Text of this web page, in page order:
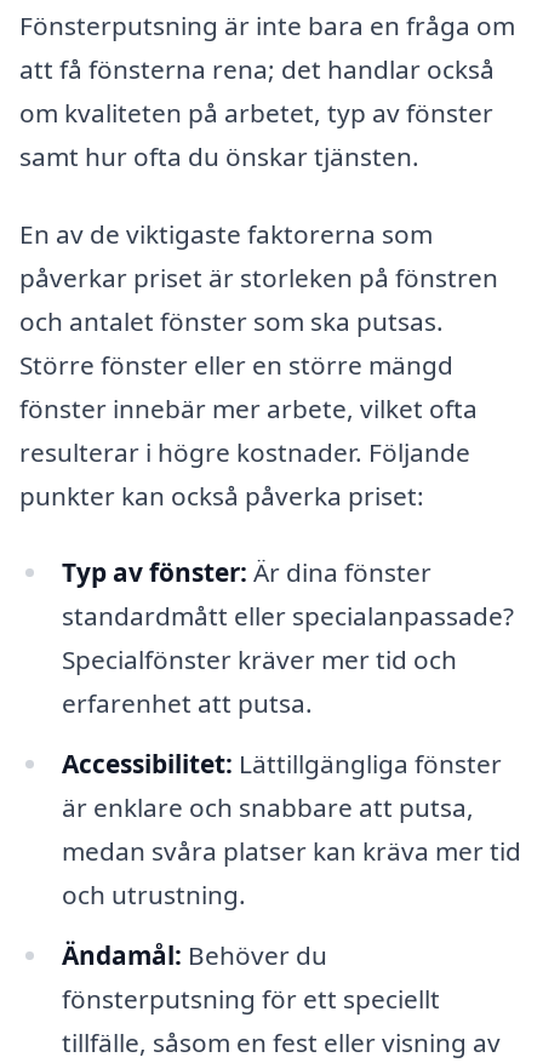
Fönsterputsning är inte bara en fråga om
att få fönsterna rena; det handlar också
om kvaliteten på arbetet, typ av fönster
samt hur ofta du önskar tjänsten.
En av de viktigaste faktorerna som
påverkar priset är storleken på fönstren
och antalet fönster som ska putsas.
Större fönster eller en större mängd
fönster innebär mer arbete, vilket ofta
resulterar i högre kostnader. Följande
punkter kan också påverka priset:
Typ av fönster: Är dina fönster
standardmått eller specialanpassade?
Specialfönster kräver mer tid och
erfarenhet att putsa.
Accessibilitet: Lättillgängliga fönster
är enklare och snabbare att putsa,
medan svåra platser kan kräva mer tid
och utrustning.
Ändamål: Behöver du
fönsterputsning för ett speciellt
tillfälle, såsom en fest eller visning av